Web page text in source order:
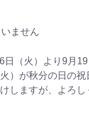
ません
日（火）より9月
）が秋分の日の祝
しますが、よろし